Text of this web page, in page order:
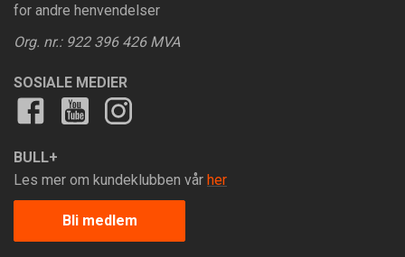
for andre henvendelser
Org. nr.: 922 396 426 MVA
SOSIALE MEDIER
BULL+
Les mer om kundeklubben vår her
Bli medlem